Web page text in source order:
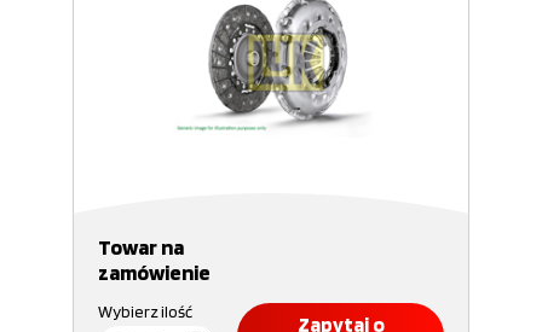
Towar na
zamówienie
Wybierz ilość
Zapytaj o